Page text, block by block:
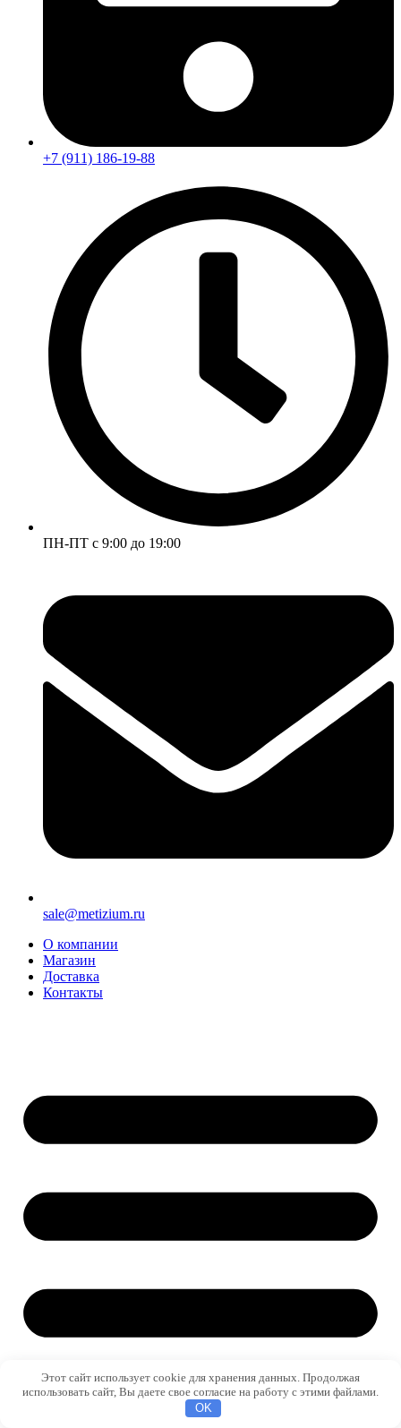
+7 (911) 186-19-88
ПН-ПТ с 9:00 до 19:00
sale@metizium.ru
О компании
Магазин
Доставка
Контакты
Этот сайт использует cookie для хранения данных. Продолжая
использовать сайт, Вы даете свое согласие на работу с этими файлами.
OK